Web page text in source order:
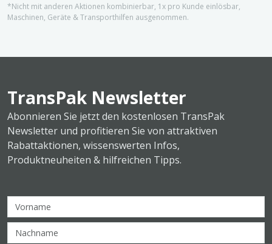
*Nicht mit anderen Aktionen kombinierbar, 1x pro Kunde einlösbar,
Maschinen, Geräte & Transporthilfen ausgenommen.
TransPak Newsletter
Abonnieren Sie jetzt den kostenlosen TransPak
Newsletter und profitieren Sie von attraktiven
Rabattaktionen, wissenswerten Infos,
Produktneuheiten & hilfreichen Tipps.